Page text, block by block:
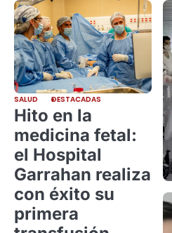
SALUD DESTACADAS
Hito en la
medicina fetal:
el Hospital
Garrahan realiza
con éxito su
primera